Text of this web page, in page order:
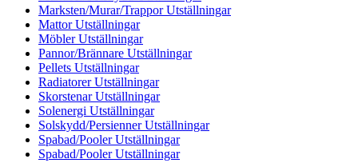
Marksten/Murar/Trappor Utställningar
Mattor Utställningar
Möbler Utställningar
Pannor/Brännare Utställningar
Pellets Utställningar
Radiatorer Utställningar
Skorstenar Utställningar
Solenergi Utställningar
Solskydd/Persienner Utställningar
Spabad/Pooler Utställningar
Spabad/Pooler Utställningar